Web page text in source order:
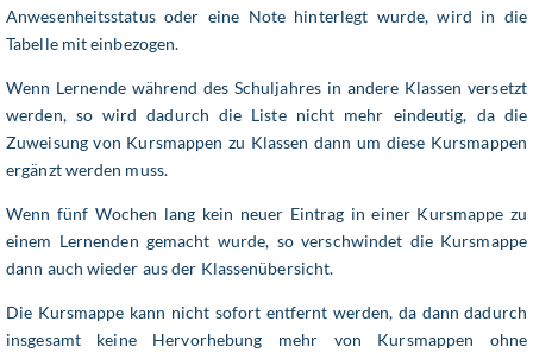
Anwesenheitsstatus oder eine Note hinterlegt wurde, wird in die
Tabelle mit einbezogen.
Wenn Lernende während des Schuljahres in andere Klassen versetzt
werden, so wird dadurch die Liste nicht mehr eindeutig, da die
Zuweisung von Kursmappen zu Klassen dann um diese Kursmappen
ergänzt werden muss.
Wenn fünf Wochen lang kein neuer Eintrag in einer Kursmappe zu
einem Lernenden gemacht wurde, so verschwindet die Kursmappe
dann auch wieder aus der Klassenübersicht.
Die Kursmappe kann nicht sofort entfernt werden, da dann dadurch
insgesamt keine Hervorhebung mehr von Kursmappen ohne